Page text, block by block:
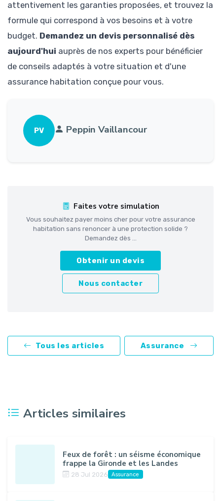
attentivement les garanties proposées, et trouvez la
formule qui correspond à vos besoins et à votre
budget. Demandez un devis personnalisé dès
aujourd'hui auprès de nos experts pour bénéficier
de conseils adaptés à votre situation et d'une
assurance habitation conçue pour vous.
PV Peppin Vaillancour
Faites votre simulation
Vous souhaitez payer moins cher pour votre assurance
habitation sans renoncer à une protection solide ?
Demandez dès ...
Obtenir un devis
Nous contacter
Tous les articles Assurance
Articles similaires
Feux de forêt : un séisme économique
frappe la Gironde et les Landes
28 Jul 2026 Assurance